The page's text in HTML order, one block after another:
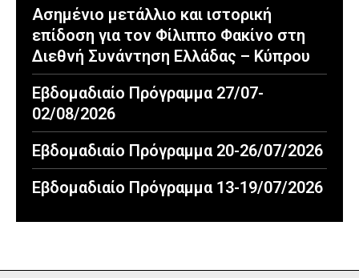
Ασημένιο μετάλλιο και ιστορική
επίδοση για τον Φίλιππο Φακίνο στη
Διεθνή Συνάντηση Ελλάδας – Κύπρου
Εβδομαδιαίο Πρόγραμμα 27/07-
02/08/2026
Εβδομαδιαίο Πρόγραμμα 20-26/07/2026
Εβδομαδιαίο Πρόγραμμα 13-19/07/2026